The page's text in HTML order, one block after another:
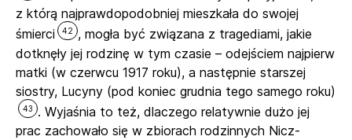
z którą najprawdopodobniej mieszkała do swojej
śmierci
42
, mogła być związana z tragediami, jakie
dotknęły jej rodzinę w tym czasie – odejściem najpierw
matki (w czerwcu 1917 roku), a następnie starszej
siostry, Lucyny (pod koniec grudnia tego samego roku)
43
. Wyjaśnia to też, dlaczego relatywnie dużo jej
prac zachowało się w zbiorach rodzinnych Nicz-